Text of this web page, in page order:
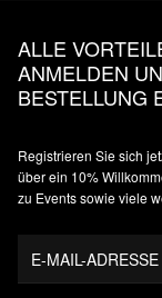
ALLE
ANMELDEN
BESTELLUNG
Registrieren Sie sich
über ein 10%
zu Events sowie viele
E-MAIL-ADRESSE